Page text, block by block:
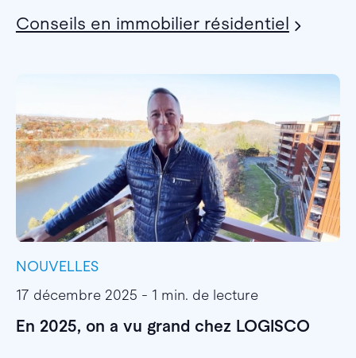
Conseils en immobilier résidentiel
NOUVELLES
17 décembre 2025 - 1 min. de lecture
En 2025, on a vu grand chez LOGISCO